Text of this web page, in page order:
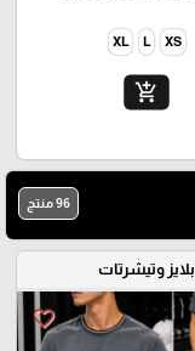
XS
L
XL
add_shopping_cart
96 منتج
بلايز وتيشرتات
favorite_border